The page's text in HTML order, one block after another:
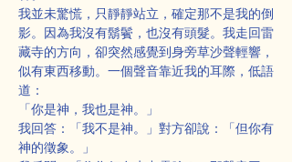
我並未驚慌，只靜靜站立，確定那不是我的倒
影。因為我沒有鬍鬢，也沒有頭髮。我走回雷
藏寺的方向，卻突然感覺到身旁草沙聲輕響，
似有東西移動。一個聲音靠近我的耳際，低語
道：
「你是神，我也是神。」
我回答：「我不是神。」對方卻說：「但你有
神的徵象。」